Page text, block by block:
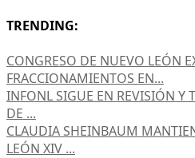
TRENDING:
CONGRESO DE NUEVO LEÓN
FRACCIONAMIENTOS EN...
INFONL SIGUE EN REVISIÓN Y
DE ...
CLAUDIA SHEINBAUM
LEÓN XIV ...